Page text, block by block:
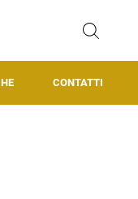
CONTATTI